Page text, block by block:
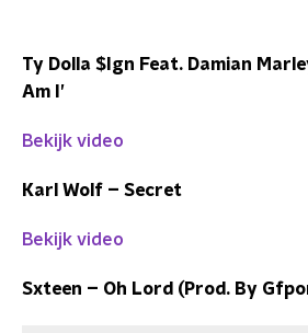
Ty Dolla $Ign Feat. Damian
Am I’
Bekijk video
Karl Wolf – Secret
Bekijk video
Sxteen – Oh Lord (Prod. By